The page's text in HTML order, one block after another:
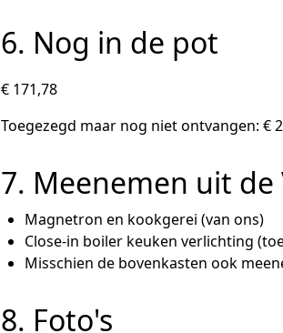
6. Nog in de pot
€ 171,78
Toegezegd maar nog niet ontvangen: €
7. Meenemen uit
Magnetron en kookgerei (van ons)
Close-in boiler keuken verlichting
Misschien de bovenkasten ook
8. Foto's